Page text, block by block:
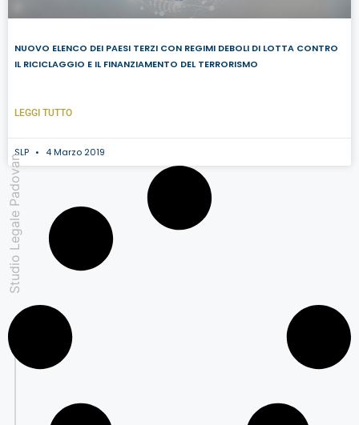
Studio Legale Padovan
NUOVO ELENCO DEI PAESI TERZI CON REGIMI DEBOLI DI LOTTA CONTRO
IL RICICLAGGIO E IL FINANZIAMENTO DEL TERRORISMO
LEGGI TUTTO
SLP 4 Marzo 2019